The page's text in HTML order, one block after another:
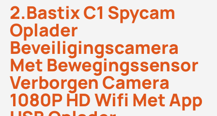
2.Bastix C1 Spycam
Oplader
Beveiligingscamera
Met Bewegingssensor
Verborgen Camera
1080P HD Wifi Met App